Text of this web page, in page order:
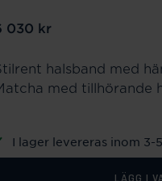
:6 030 kr
030 kr
halsband med
med tillhörande
I lager levereras inom 3-
LÄGG I